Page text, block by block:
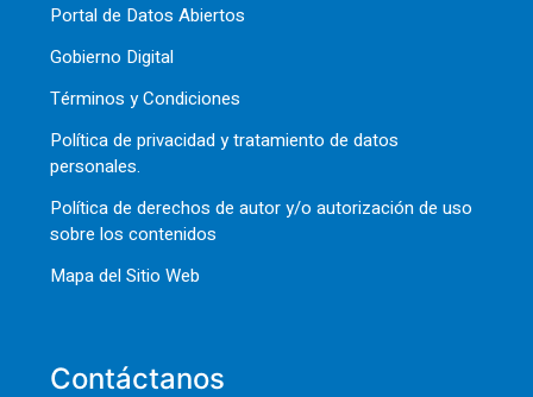
Portal de Datos Abiertos
Gobierno Digital
Términos y Condiciones
Política de privacidad y tratamiento de datos
personales.
Política de derechos de autor y/o autorización de uso
sobre los contenidos
Mapa del Sitio Web
Contáctanos